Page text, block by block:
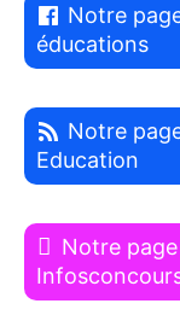
Notre
éducations
Notre
Education
Notre